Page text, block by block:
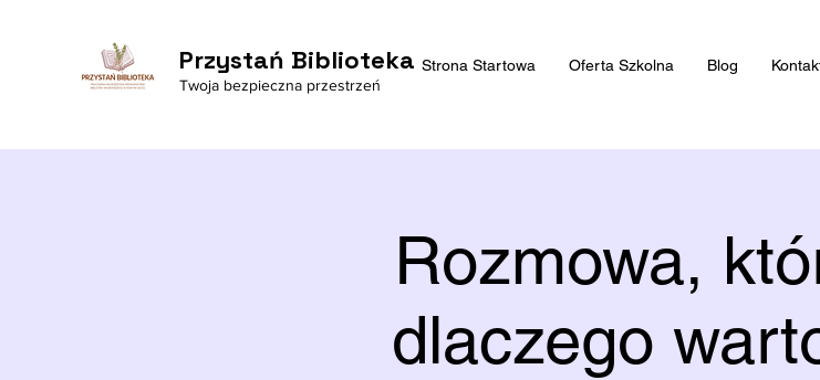
Przystań Biblioteka
Twoja bezpieczna przestrzeń
Strona Startowa Oferta Szkolna Blog
Rozmowa,
dlaczego